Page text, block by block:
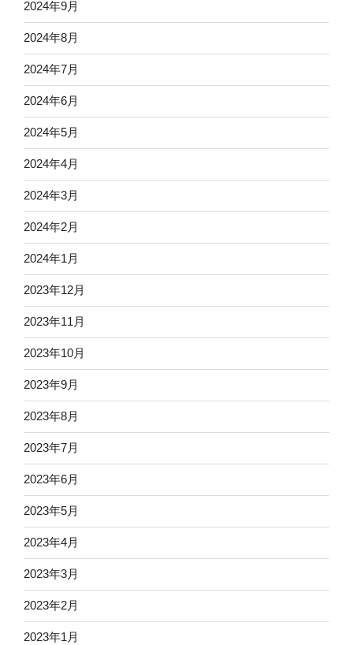
2024年9月
2024年8月
2024年7月
2024年6月
2024年5月
2024年4月
2024年3月
2024年2月
2024年1月
2023年12月
2023年11月
2023年10月
2023年9月
2023年8月
2023年7月
2023年6月
2023年5月
2023年4月
2023年3月
2023年2月
2023年1月